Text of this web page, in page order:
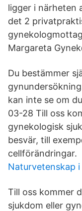
ligger i närheten
det 2
Margareta
Du bestämmer
kan inte se om
03-28 Till oss
gynekologisk
besvär, till
cellförändringar.
Naturvetenskap
Till oss kommer
sjukdom eller